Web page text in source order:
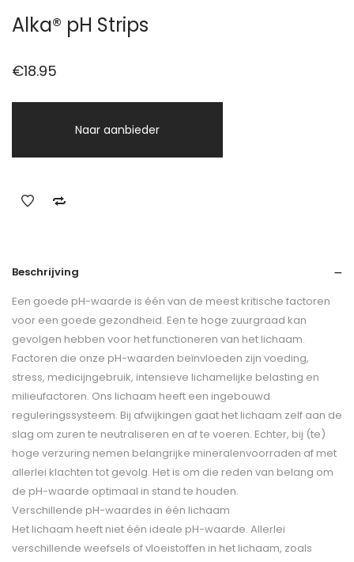
Alka® pH Strips
€18.95
Naar aanbieder
Beschrijving
Een goede pH-waarde is één van de meest kritische factoren
voor een goede gezondheid. Een te hoge zuurgraad kan
gevolgen hebben voor het functioneren van het lichaam.
Factoren die onze pH-waarden beïnvloeden zijn voeding,
stress, medicijngebruik, intensieve lichamelijke belasting en
milieufactoren. Ons lichaam heeft een ingebouwd
reguleringssysteem. Bij afwijkingen gaat het lichaam zelf aan de
slag om zuren te neutraliseren en af te voeren. Echter, bij (te)
hoge verzuring nemen belangrijke mineralenvoorraden af met
allerlei klachten tot gevolg. Het is om die reden van belang om
de pH-waarde optimaal in stand te houden.
Verschillende pH-waardes in één lichaam
Het lichaam heeft niet één ideale pH-waarde. Allerlei
verschillende weefsels of vloeistoffen in het lichaam, zoals